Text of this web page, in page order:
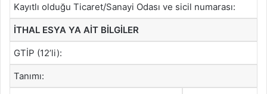
Kayıtlı olduğu Ticaret/Sanayi Odası ve sicil numarası:
İTHAL ESYA YA AİT BİLGİLER
GTİP (12’li):
Tanımı: